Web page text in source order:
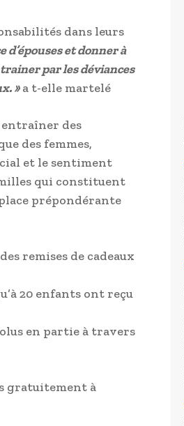
dans leurs
d’épouses et donner à
par les déviances
»a t-elle martelé
des
des femmes,
et le sentiment
qui constituent
prépondérante
remises de cadeaux
20 enfants ont reçu
en partie à travers
gratuitement à